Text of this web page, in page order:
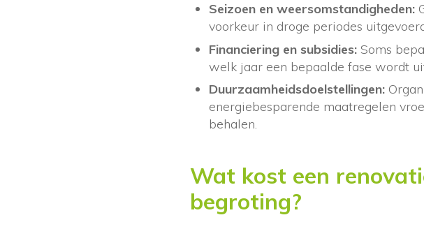
Seizoen en weersomstandigheden:
voorkeur in droge periodes
Financiering en subsidies: Soms
welk jaar een bepaalde fase wordt
Duurzaamheidsdoelstellingen:
energiebesparende maatregelen
behalen.
Wat kost een
begroting?